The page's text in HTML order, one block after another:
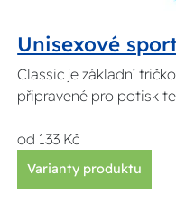
Unisexové
Classic je základní
připravené pro potisk
od 133 Kč
Varianty produktu